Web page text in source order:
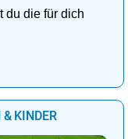
du die für dich
KINDER